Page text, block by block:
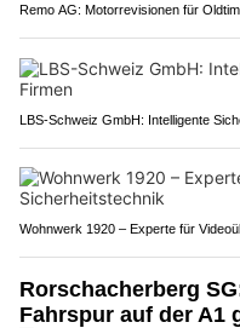
Remo AG: Motorrevisionen für
LBS-Schweiz GmbH: Intelligente
Wohnwerk 1920 – Experte für
Rorschacherberg
Fahrspur auf der A1